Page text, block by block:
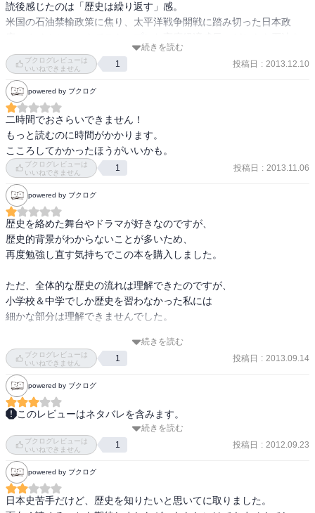
読後感じたのは「歴史は繰り返す」感。
米国の石油禁輸政策に焦り、太平洋戦争開戦に踏み切った日本政
原因としてるなんて…日本の問題点が浮かび上がってくる。
オマケで、見開き1ページの年代解説が意外とオススメ。
時間の無い方に良いですね。
続きを読む
ブクログレビューは
いいねできません
1 投稿日 : 2013.12.10
powered by ブクログ
二時間でおさらいできません！
もっと読むのに時間がかかります。
こころしてかかったほうがいいかも。
ブクログレビューは
いいねできません
1 投稿日 : 2013.11.06
powered by ブクログ
歴史を絡めた舞台やドラマが好きなのですが、
歴史的背景がわからないことが多いため、
再度勉強し直す気持ちでこの本を購入しました。
ただ、全体的な歴史の流れは理解できたのですが、
小学校＆中学でしか歴史を習わなかった私には
細かな部分は理解できませんでした。
（例えば、ある条例があったとして、
「誰が何のために作ったのか」は書かれているのに、
「どんな内容が」が書かれていないような気がしました。
はっきり言って、「どんな内容か」なんて
私の頭の片隅にも残っていませんので、全く理解できずでした。）
また、平安時代くらいまでは割と面白く読めたのですが、
それ以降はあまり面白くない＆分かりにくかったです。
もしかすると、学校で習う程度は理解している人だと
面白く読めるのかもしれません。
続きを読む
ブクログレビューは
いいねできません
1 投稿日 : 2013.09.14
powered by ブクログ
このレビューはネタバレを含みます。
学生時代、歴史は苦手科目だったので全体の流れだけでもと。
源氏と平氏がどっちが先だったのかわからなかったけれどこれでス
ッキリ。
気になるのは、著者の主観とも思える内容がときどき入っている
点。
続きを読む
ブクログレビューは
いいねできません
1 投稿日 : 2012.09.23
powered by ブクログ
日本史苦手だけど、歴史を知りたいと思いてに取りました。